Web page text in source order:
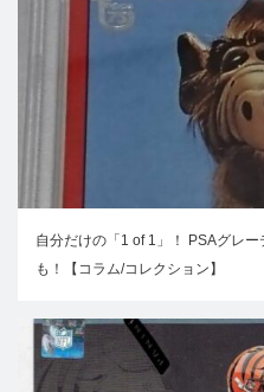
自分だけの「1 of 1」！ PSAグレ
も！【コラム/コレクション】